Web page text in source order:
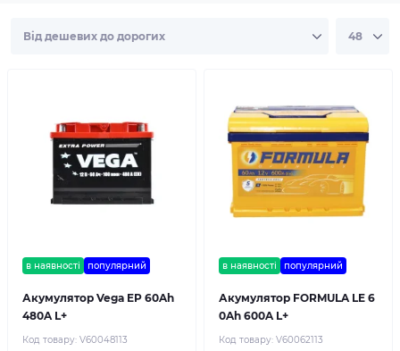
в наявності популярний
Акумулятор Vega EP 60Ah
480A L+
Код товару: V60048113
в наявності популярний
Акумулятор FORMULA LE 6
0Ah 600A L+
Код товару: V60062113